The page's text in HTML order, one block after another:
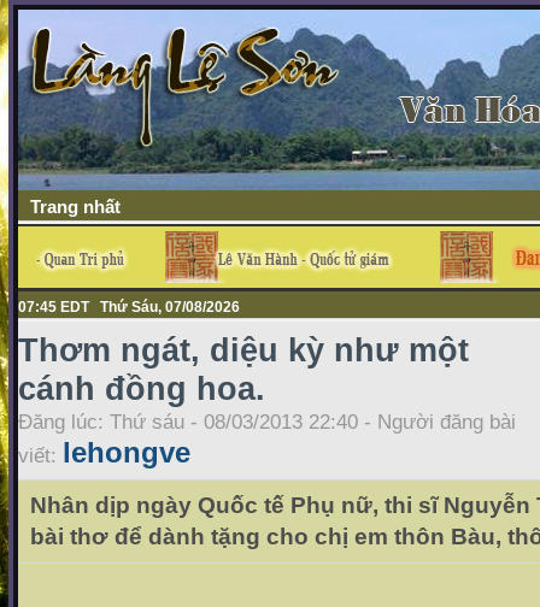
Trang nhất
07:45 EDT Thứ Sáu, 07/08/2026
Thơm ngát, diệu kỳ như một
cánh đồng hoa.
Đăng lúc: Thứ sáu - 08/03/2013 22:40 - Người đăng bài
viết: lehongve
Nhân dịp ngày Quốc tế Phụ nữ, thi sĩ
bài thơ để dành tặng cho chị em thôn Bàu,